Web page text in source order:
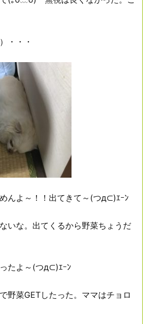
・・・
んよ～！！出てきて～(つд⊂)ｴｰﾝ
いな。出てくるから野菜ちょうだ
たよ～(つд⊂)ｴｰﾝ
野菜GETしたった。ママはチョロ